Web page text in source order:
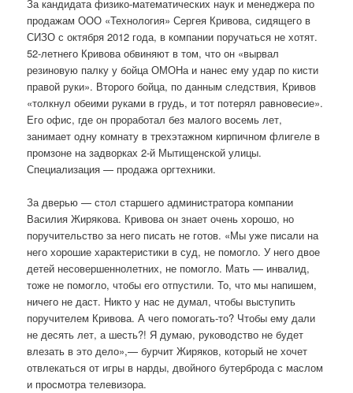
За кандидата физико-математических наук и менеджера по
продажам ООО «Технология» Сергея Кривова, сидящего в
СИЗО с октября 2012 года, в компании поручаться не хотят.
52-летнего Кривова обвиняют в том, что он «вырвал
резиновую палку у бойца ОМОНа и нанес ему удар по кисти
правой руки». Второго бойца, по данным следствия, Кривов
«толкнул обеими руками в грудь, и тот потерял равновесие».
Его офис, где он проработал без малого восемь лет,
занимает одну комнату в трехэтажном кирпичном флигеле в
промзоне на задворках 2-й Мытищенской улицы.
Специализация — продажа оргтехники.
За дверью — стол старшего администратора компании
Василия Жирякова. Кривова он знает очень хорошо, но
поручительство за него писать не готов. «Мы уже писали на
него хорошие характеристики в суд, не помогло. У него двое
детей несовершеннолетних, не помогло. Мать — инвалид,
тоже не помогло, чтобы его отпустили. То, что мы напишем,
ничего не даст. Никто у нас не думал, чтобы выступить
поручителем Кривова. А чего помогать-то? Чтобы ему дали
не десять лет, а шесть?! Я думаю, руководство не будет
влезать в это дело»,— бурчит Жиряков, который не хочет
отвлекаться от игры в нарды, двойного бутерброда с маслом
и просмотра телевизора.